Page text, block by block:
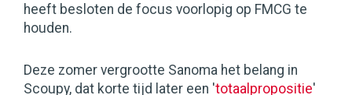
heeft besloten de focus voorlopig op FMCG te
houden.
Deze zomer vergrootte Sanoma het belang in
Scoupy, dat korte tijd later een 'totaalpropositie'